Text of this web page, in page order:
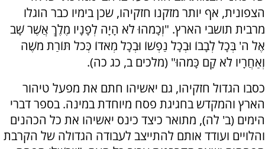
הצפונית, אף יותר מזקנו חזקיהו, שכן בימיו כבר הוגלו
מרבית תושבי הארץ. "וְכָמֹהוּ לֹא הָיָה לְפָנָיו מֶלֶךְ אֲשֶׁר שָׁב
אֶל ה' בְּכָל לְבָבוֹ וּבְכָל נַפְשׁוֹ וּבְכָל מְאֹדוֹ כְּכֹל תּוֹרַת מֹשֶׁה
וְאַחֲרָיו לֹא קָם כָּמֹהוּ" (מלכים ב, כג כה).
כסבו הגדול חזקיהו, גם יאשיהו חתם את מפעל טיהור
הארץ והמקדש בחגיגת פסח מיוחדת במינה. בספר דברי
הימים (ב' לה), מתואר כיצד כינס יאשיהו את כל הכהנים
והלויים ועודד אותם להתייצב לעבודה הגדולה של הקרבת